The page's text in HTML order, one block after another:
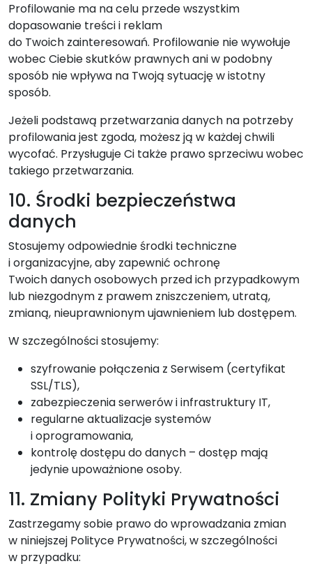
Profilowanie ma na celu przede wszystkim
dopasowanie treści i reklam
do Twoich zainteresowań. Profilowanie nie wywołuje
wobec Ciebie skutków prawnych ani w podobny
sposób nie wpływa na Twoją sytuację w istotny
sposób.
Jeżeli podstawą przetwarzania danych na potrzeby
profilowania jest zgoda, możesz ją w każdej chwili
wycofać. Przysługuje Ci także prawo sprzeciwu wobec
takiego przetwarzania.
10. Środki bezpieczeństwa
danych
Stosujemy odpowiednie środki techniczne
i organizacyjne, aby zapewnić ochronę
Twoich danych osobowych przed ich przypadkowym
lub niezgodnym z prawem zniszczeniem, utratą,
zmianą, nieuprawnionym ujawnieniem lub dostępem.
W szczególności stosujemy:
szyfrowanie połączenia z Serwisem (certyfikat
SSL/TLS),
zabezpieczenia serwerów i infrastruktury IT,
regularne aktualizacje systemów
i oprogramowania,
kontrolę dostępu do danych – dostęp mają
jedynie upoważnione osoby.
11. Zmiany Polityki Prywatności
Zastrzegamy sobie prawo do wprowadzania zmian
w niniejszej Polityce Prywatności, w szczególności
w przypadku: